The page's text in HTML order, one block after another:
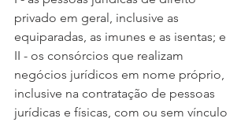
privado em geral, inclusive as
equiparadas, as imunes e as isentas; e
II - os consórcios que realizam
negócios jurídicos em nome próprio,
inclusive na contratação de pessoas
jurídicas e físicas, com ou sem vínculo